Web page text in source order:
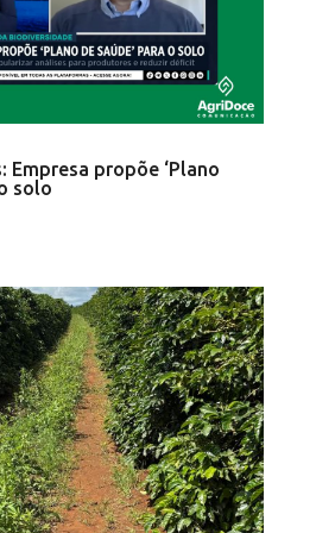
Empresa propõe ‘Plano
solo